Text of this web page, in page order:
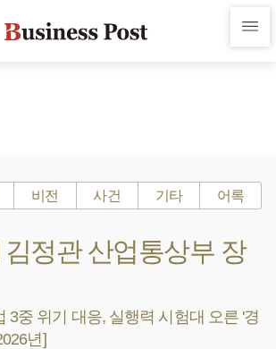
비전 사건 기타 어록
김정관 산업통상부 장
3중 위기 대응, 실행력 시험대 오른 '경
년]